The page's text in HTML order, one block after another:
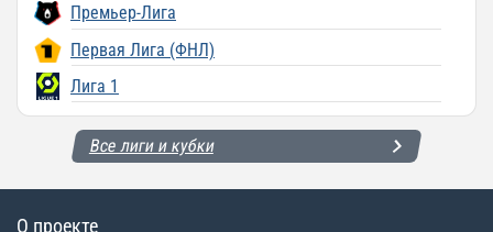
Премьер-Лига
Первая Лига (ФНЛ)
Лига 1
Все лиги и кубки
О проекте